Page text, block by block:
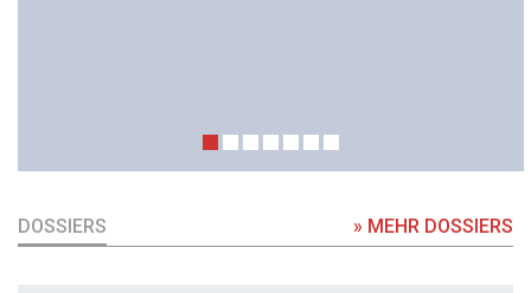
DOSSIERS » MEHR DOSSIERS